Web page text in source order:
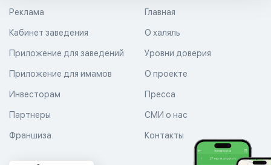
Главная
О халяль
Уровни доверия
Реклама
Кабинет заведения
Приложение для заведений
Приложение для имамов О проекте
Пресса
СМИ о нас
Контакты
Инвесторам
Партнеры
Франшиза